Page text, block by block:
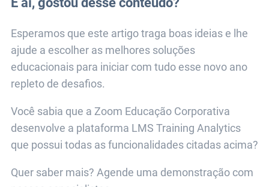
Esperamos que este artigo traga boas ideias e lhe
ajude a escolher as melhores soluções
educacionais para iniciar com tudo esse novo ano
repleto de desafios.
Você sabia que a Zoom Educação Corporativa
desenvolve a plataforma LMS Training Analytics
que possui todas as funcionalidades citadas acima?
Quer saber mais? Agende uma demonstração com